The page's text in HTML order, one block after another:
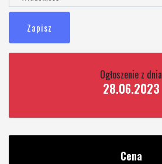
Zapisz
Ogłoszenie z dnia
28.06.2023
Cena